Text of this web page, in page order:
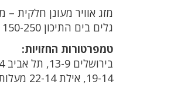
מזג אוויר מעונן חלקית
גלים בים התיכון 150-250 ס"מ, טמפרטורת המים 20 מעלות. הטמפרטורות ירדו במידה ניכרת.
טמפרטורות החזויות:
19-14, אילת 22-14 מעלות